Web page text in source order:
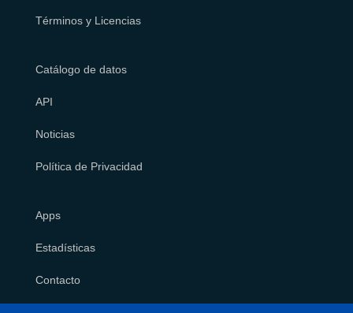
Términos y Licencias
Catálogo de datos
API
Noticias
Política de Privacidad
Apps
Estadísticas
Contacto